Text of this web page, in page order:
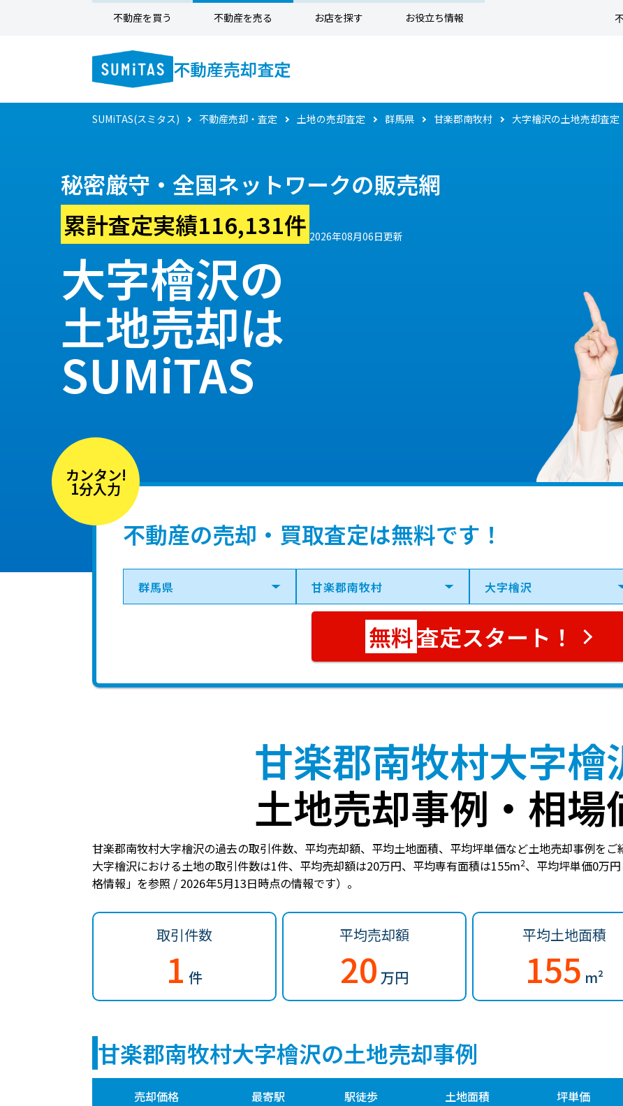
不動産を買う 不動産を売る お店を探す お役立ち情報
不動産売却査定
SUMiTAS(スミタス) 不動産売却・査定 土地の売却査定 群馬県 甘楽郡南牧村 大字檜沢の土地売却査定
秘密厳守・全国ネットワークの販売網
累計査定実績116,131件 2026年08月06日更新
大字檜沢の
土地売却は
SUMiTAS
カンタン!
1分入力
不動産の売却・買取査定は無料です！
査定スタート！
甘楽郡南牧村大字檜
土地売却事例・相場
甘楽郡南牧村大字檜沢の過去の取引件数、平均売却額、平均土地面積、平均坪単価など土地売却事例をご
大字檜沢における土地の取引件数は1件、 平均売却額は20万円、 平均専有面積は155m2、 平均坪単価0万円
格情報」を参照 / 2026年5月13日時点の情報です）。
取引件数
1 件
平均売却額
20 万円
平均土地面積
155 m²
甘楽郡南牧村大字檜沢の土地売却事例
売却価格 最寄駅 駅徒歩 土地面積 坪単価